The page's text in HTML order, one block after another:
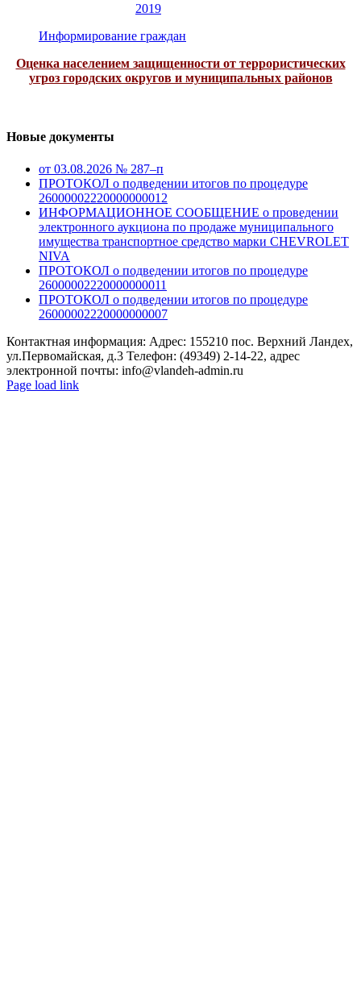
2019
Информирование граждан
Оценка населением защищенности от террористических
угроз городских округов и муниципальных районов
Новые документы
от 03.08.2026 № 287–п
ПРОТОКОЛ о подведении итогов по процедуре
26000002220000000012
ИНФОРМАЦИОННОЕ СООБЩЕНИЕ о проведении
электронного аукциона по продаже муниципального
имущества транспортное средство марки CHEVROLET
NIVA
ПРОТОКОЛ о подведении итогов по процедуре
26000002220000000011
ПРОТОКОЛ о подведении итогов по процедуре
26000002220000000007
Контактная информация: Адрес: 155210 пос. Верхний Ландех,
ул.Первомайская, д.3 Телефон: (49349) 2-14-22, адрес
электронной почты: info@vlandeh-admin.ru
Page load link